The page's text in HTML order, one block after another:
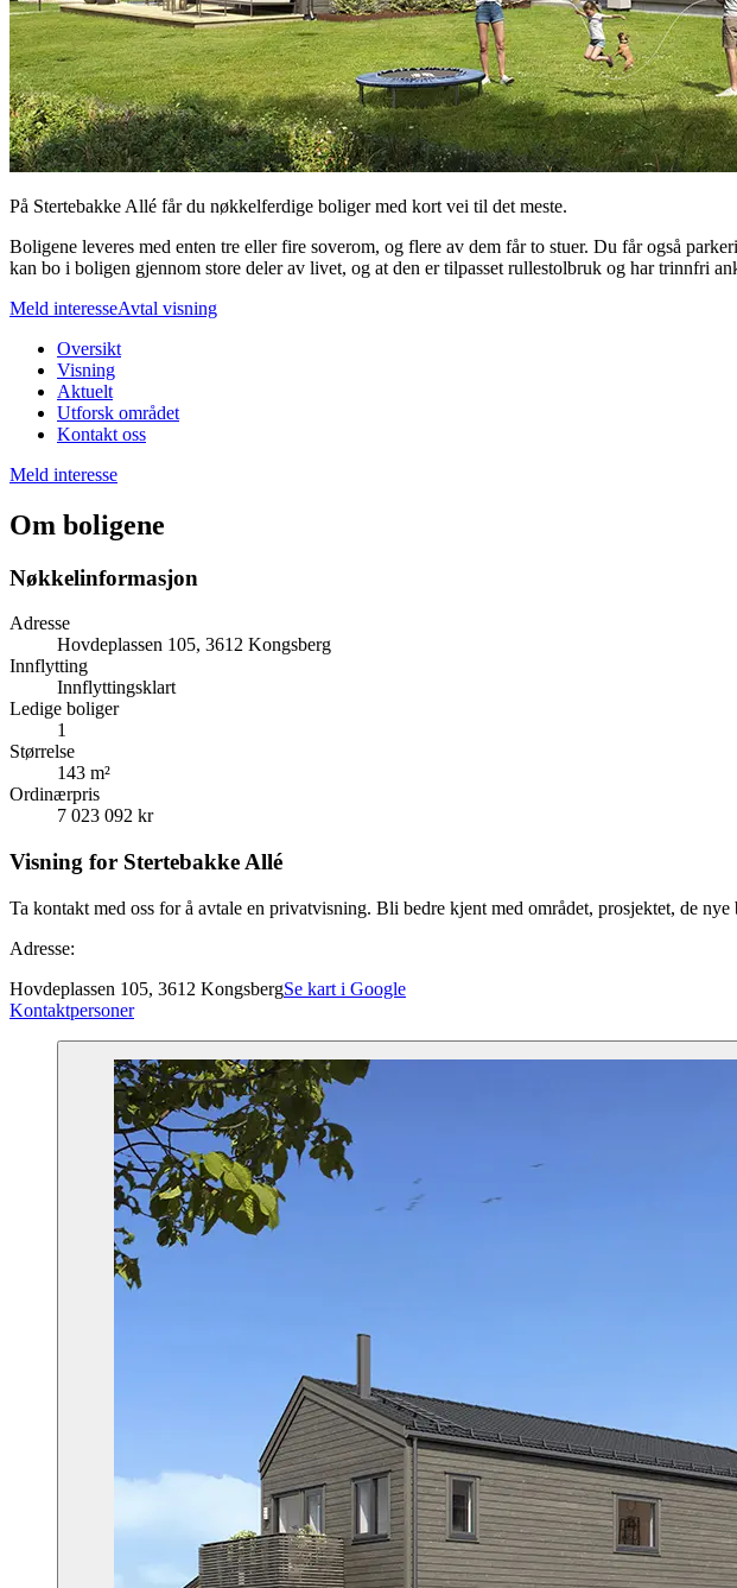
På Stertebakke Allé får du nøkkelferdige boliger med kort vei til det meste.
Boligene leveres med enten tre eller fire soverom, og flere av dem får to stuer. Du får også
kan bo i boligen gjennom store deler av livet, og at den er tilpasset rullestolbruk og har trinnfri
Meld interesseAvtal visning
Oversikt
Visning
Aktuelt
Utforsk området
Kontakt oss
Meld interesse
Om boligene
Nøkkelinformasjon
Adresse
Hovdeplassen 105, 3612 Kongsberg
Innflytting
Innflyttingsklart
Ledige boliger
1
Størrelse
143 m²
Ordinærpris
7 023 092 kr
Visning for Stertebakke Allé
Ta kontakt med oss for å avtale en privatvisning. Bli bedre kjent med området, prosjektet, de nye
Adresse:
Hovdeplassen 105, 3612 KongsbergSe kart i Google
Kontaktpersoner